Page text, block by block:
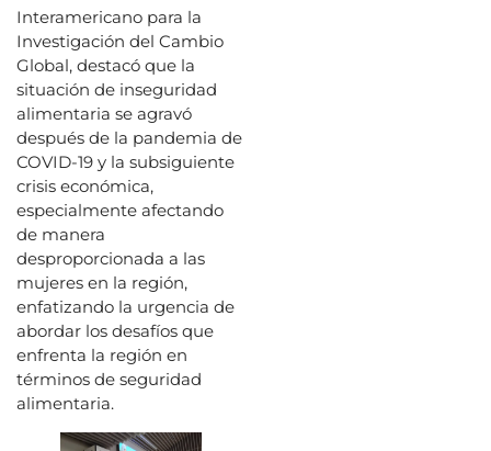
Interamericano para la
Investigación del Cambio
Global, destacó que la
situación de inseguridad
alimentaria se agravó
después de la pandemia de
COVID-19 y la subsiguiente
crisis económica,
especialmente afectando
de manera
desproporcionada a las
mujeres en la región,
enfatizando la urgencia de
abordar los desafíos que
enfrenta la región en
términos de seguridad
alimentaria.